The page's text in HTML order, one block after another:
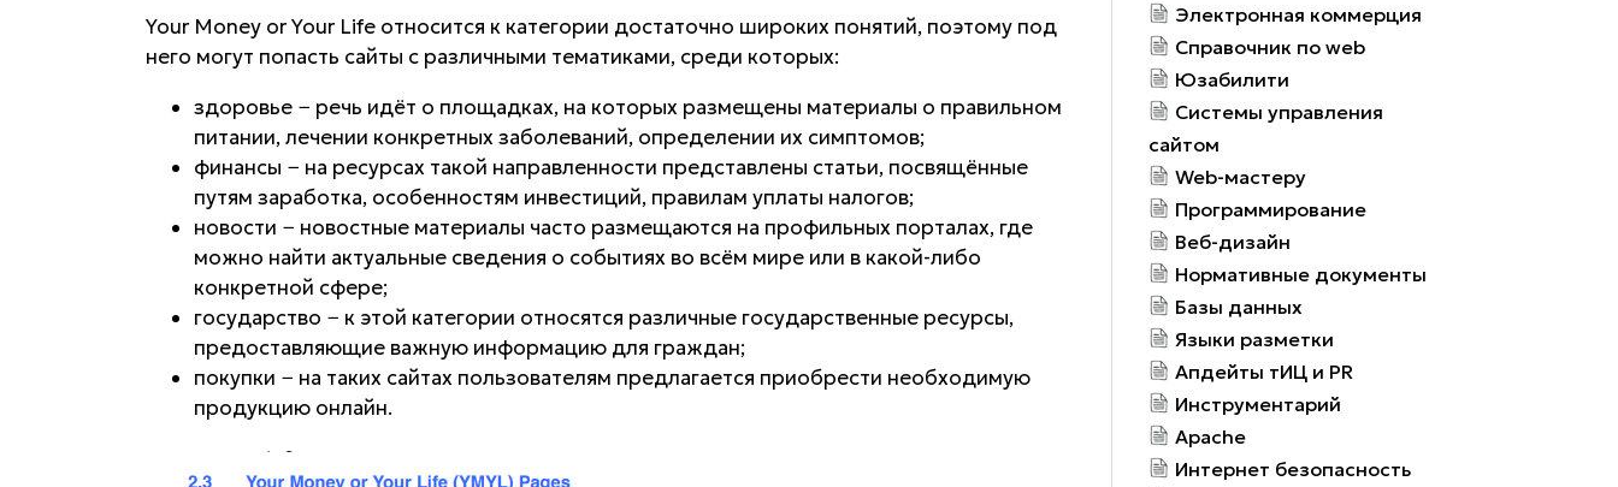
Your Money or Your Life относится к категории достаточно широких понятий, поэтому под
него могут попасть сайты с различными тематиками, среди которых:
здоровье − речь идёт о площадках, на которых размещены материалы о правильном
питании, лечении конкретных заболеваний, определении их симптомов;
финансы − на ресурсах такой направленности представлены статьи, посвящённые
путям заработка, особенностям инвестиций, правилам уплаты налогов;
новости − новостные материалы часто размещаются на профильных порталах, где
можно найти актуальные сведения о событиях во всём мире или в какой-либо
конкретной сфере;
государство − к этой категории относятся различные государственные ресурсы,
предоставляющие важную информацию для граждан;
покупки − на таких сайтах пользователям предлагается приобрести необходимую
продукцию онлайн.
Электронная коммерция
Справочник по web
Юзабилити
Системы управления
сайтом
Web-мастеру
Программирование
Веб-дизайн
Нормативные документы
Базы данных
Языки разметки
Апдейты тИЦ и PR
Инструментарий
Apache
Интернет безопасность